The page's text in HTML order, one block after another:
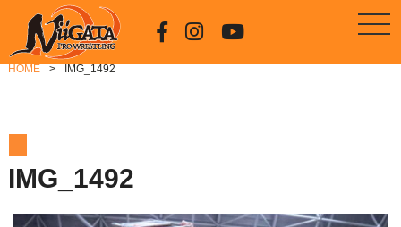
HOME IMG_1492
IMG_1492